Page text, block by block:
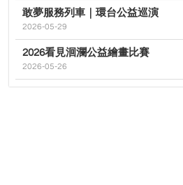
敢夢服務列車｜環台公益巡演
2026-05-29
2026看見洄瀾公益繪畫比賽
2026-05-26